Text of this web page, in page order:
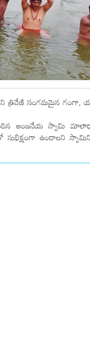
త్రివేణి సంగమమైన గంగా,
ఆంజనేయ స్వామి
సుభిక్షంగా ఉండాలని